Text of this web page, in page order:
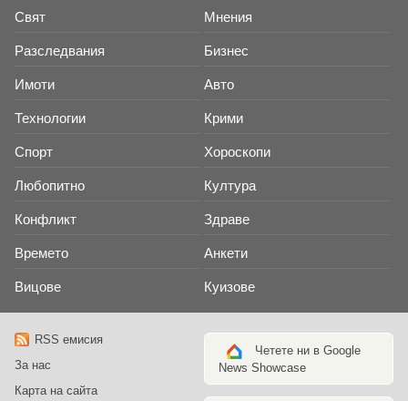
Свят Мнения
Разследвания Бизнес
Имоти Авто
Технологии Крими
Спорт Хороскопи
Любопитно Култура
Конфликт Здраве
Времето Анкети
Вицове Куизове
RSS емисия
За нас
Карта на сайта
Четете ни в Google
News Showcase